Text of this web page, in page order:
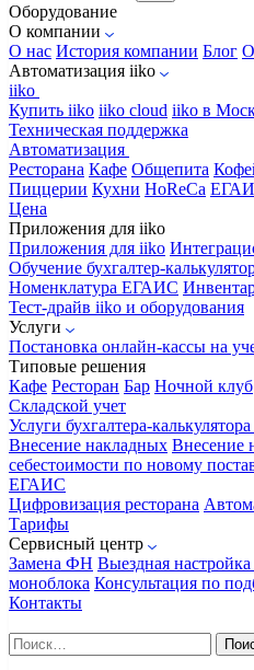
Оборудование
О компании
О нас История компании Блог
Автоматизация iiko
iiko
Купить iiko iiko cloud iiko в
Техническая поддержка
Автоматизация
Ресторана Кафе Общепита
Пиццерии Кухни HoReCa
Цена
Приложения для iiko
Приложения для iiko
Обучение бухгалтер-
Номенклатура ЕГАИС
Тест-драйв iiko и оборудования
Услуги
Постановка онлайн-кассы на
Типовые решения
Кафе Ресторан Бар Ночной клуб
Складской учет
Услуги бухгалтера-калькулятора
Внесение накладных Внесение
себестоимости по новому
ЕГАИС
Цифровизация ресторана
Тарифы
Сервисный центр
Замена ФН Выездная
моноблока Консультация по
Контакты
Найти: